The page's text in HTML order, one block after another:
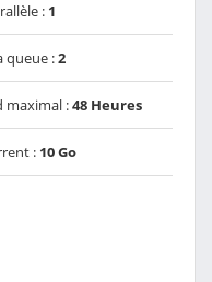
: 1
queue :2
maximal :48 Heures
: 10 Go